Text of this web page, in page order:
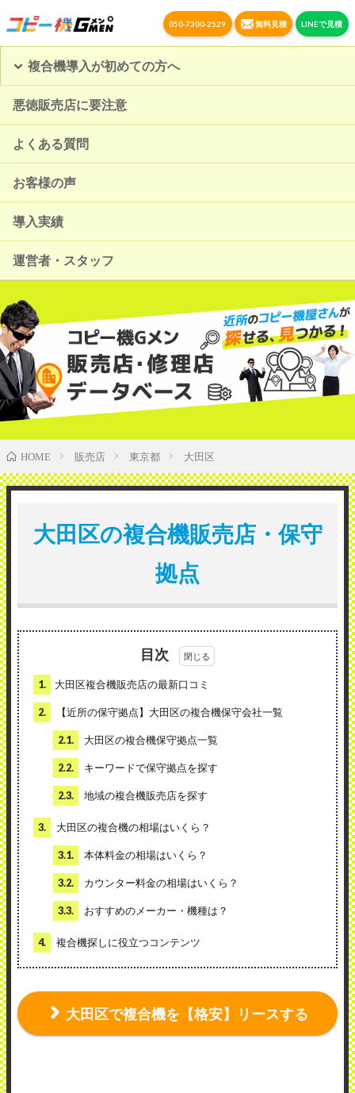
050-7300-2529 無料見積 LINEで見積
複合機導入が初めての方へ
悪徳販売店に要注意
よくある質問
お客様の声
導入実績
運営者・スタッフ
HOME 販売店 東京都 大田区
大田区の複合機販売店・保守
拠点
目次
1. 大田区複合機販売店の最新口コミ
2. 【近所の保守拠点】大田区の複合機保守会社一覧
2.1. 大田区の複合機保守拠点一覧
2.2. キーワードで保守拠点を探す
2.3. 地域の複合機販売店を探す
3. 大田区の複合機の相場はいくら？
3.1. 本体料金の相場はいくら？
3.2. カウンター料金の相場はいくら？
3.3. おすすめのメーカー・機種は？
4. 複合機探しに役立つコンテンツ
大田区で複合機を【格安】リースする